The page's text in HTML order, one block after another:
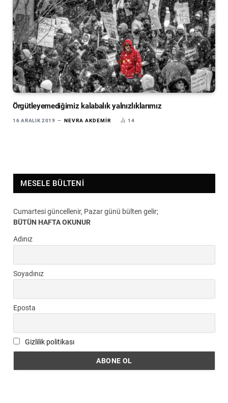
Örgütleyemediğimiz kalabalık yalnızlıklarımız
16 ARALIK 2019 NEVRA AKDEMIR 14
MESELE BÜLTENI
Cumartesi güncellenir, Pazar günü bülten gelir;
BÜTÜN HAFTA OKUNUR
Adınız
Soyadınız
Eposta
Gizlilik politikası